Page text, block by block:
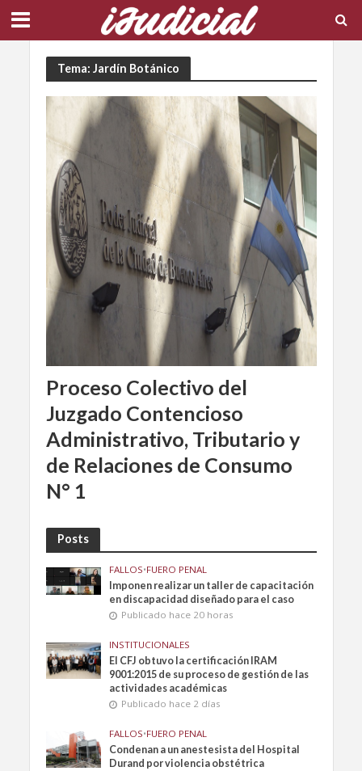
Tema: Jardín Botánico
Proceso Colectivo del
Juzgado Contencioso
Administrativo, Tributario y
de Relaciones de Consumo
N° 1
Posts
FALLOS•FUERO PENAL
Imponen realizar un taller de capacitación
en discapacidad diseñado para el caso
Publicado hace 20 horas
INSTITUCIONALES
El CFJ obtuvo la certificación IRAM
9001:2015 de su proceso de gestión de las
actividades académicas
Publicado hace 2 días
FALLOS•FUERO PENAL
Condenan a un anestesista del Hospital
Durand por violencia obstétrica